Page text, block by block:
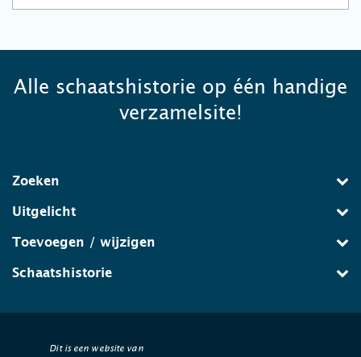
Alle schaatshistorie op één handige
verzamelsite!
Zoeken
Uitgelicht
Toevoegen / wijzigen
Schaatshistorie
Dit is een website van